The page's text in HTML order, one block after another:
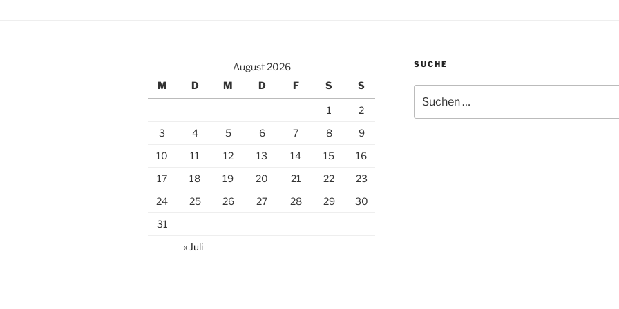
August 2026
M
D M D F S S
1
2
3
4 5 6 7 8
9
10
11 12 13 14 15
16
17
18 19 20 21 22
23
24
25 26 27 28 29
30
31
« Juli
SUCHE
nach: